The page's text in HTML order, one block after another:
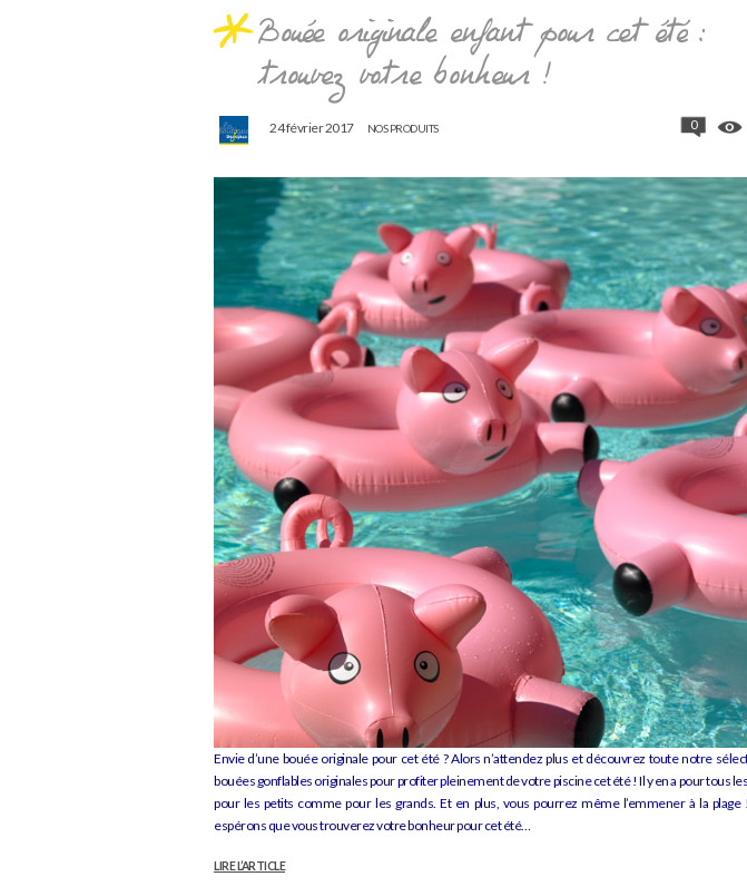
Bouée originale enfant pour cet été :
trouvez votre bonheur !
24 février 2017 NOS PRODUITS 0
Envie d’une bouée originale pour cet été ? Alors n’attendez plus et découvrez toute notre
bouées gonflables originales pour profiter pleinement de votre piscine cet été ! Il y en a pour tous
pour les petits comme pour les grands. Et en plus, vous pourrez même l’emmener à la plage
espérons que vous trouverez votre bonheur pour cet été…
LIRE L’ARTICLE